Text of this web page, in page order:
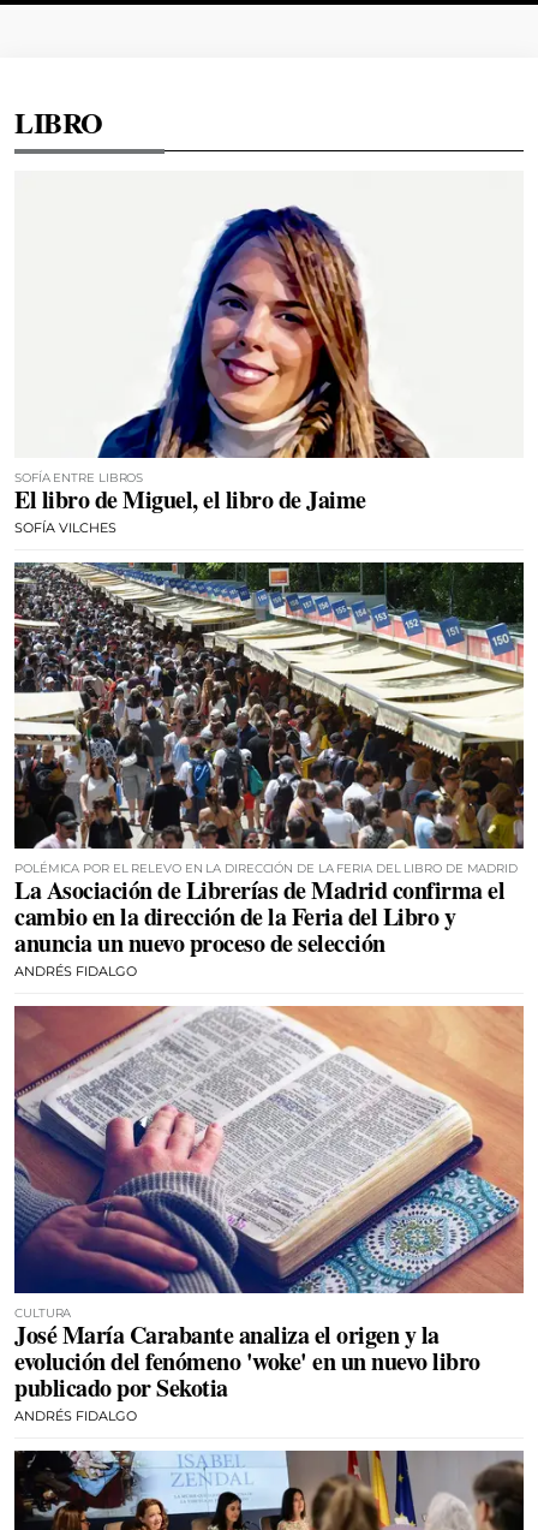
LIBRO
SOFÍA ENTRE LIBROS
El libro de Miguel, el libro de Jaime
SOFÍA VILCHES
POLÉMICA POR EL RELEVO EN LA DIRECCIÓN DE LA FERIA DEL LIBRO DE MADRID
La Asociación de Librerías de Madrid confirma el
cambio en la dirección de la Feria del Libro y
anuncia un nuevo proceso de selección
ANDRÉS FIDALGO
CULTURA
José María Carabante analiza el origen y la
evolución del fenómeno 'woke' en un nuevo libro
publicado por Sekotia
ANDRÉS FIDALGO